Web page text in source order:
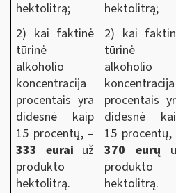
hektolitrą;
2) kai faktinė
tūrinė
alkoholio
koncentracija
procentais yra
didesnė kaip
15 procentų, –
333 eurai už
produkto
hektolitrą.
hektolitrą;
2) kai
tūrinė
alkoholio
koncentracija
procentais
didesnė
15 procentų,
370 eurų
produkto
hektolitrą.